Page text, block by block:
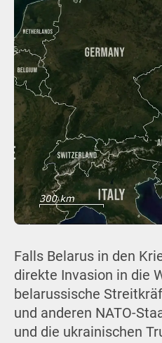
Falls Belarus in den
direkte Invasion in die
belarussische
und anderen NATO-
und die ukrainischen